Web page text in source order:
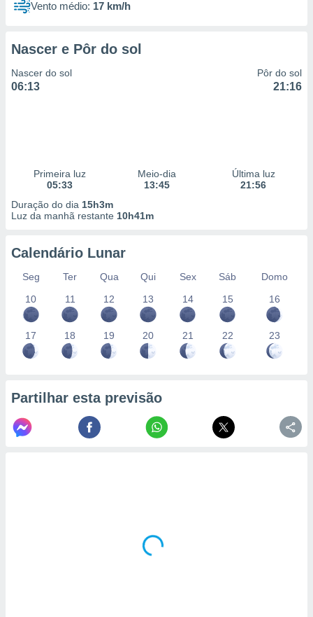
Vento médio: 17 km/h
Nascer e Pôr do sol
Nascer do sol
06:13
Pôr do sol
21:16
Primeira luz
05:33
Meio-dia
13:45
Última luz
21:56
Duração do dia 15h3m
Luz da manhã restante 10h41m
Calendário Lunar
Seg Ter Qua Qui Sex Sáb
Domo
10
11 12 13 14 15 16
17 18 19 20 21 22 23
Partilhar esta previsão